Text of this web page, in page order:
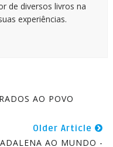
de diversos livros na
experiências.
AO POVO
Older Article
AO MUNDO -